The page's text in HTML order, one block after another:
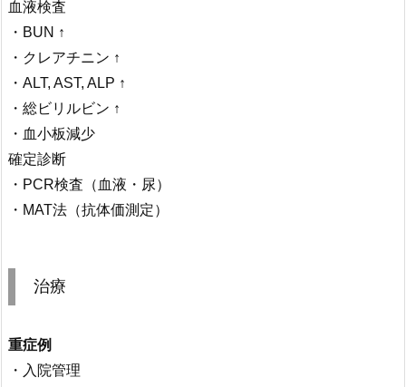
血液検査
・BUN ↑
・クレアチニン ↑
・ALT, AST, ALP ↑
・総ビリルビン ↑
・血小板減少
確定診断
・PCR検査（血液・尿）
・MAT法（抗体価測定）
治療
重症例
・入院管理